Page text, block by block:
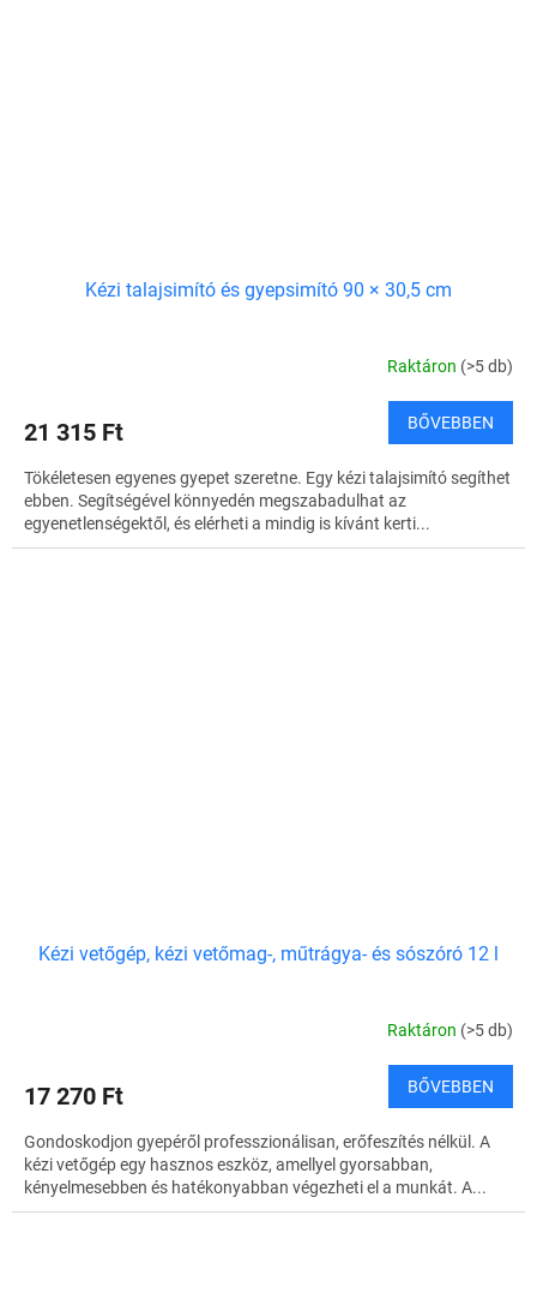
Kézi talajsimító és gyepsimító 90 × 30,5 cm
Raktáron (>5 db)
21 315 Ft BŐVEBBEN
Tökéletesen egyenes gyepet szeretne. Egy kézi talajsimító segíthet
ebben. Segítségével könnyedén megszabadulhat az
egyenetlenségektől, és elérheti a mindig is kívánt kerti...
Kézi vetőgép, kézi vetőmag-, műtrágya- és sószóró 12 l
Raktáron (>5 db)
17 270 Ft BŐVEBBEN
Gondoskodjon gyepéről professzionálisan, erőfeszítés nélkül. A
kézi vetőgép egy hasznos eszköz, amellyel gyorsabban,
kényelmesebben és hatékonyabban végezheti el a munkát. A...